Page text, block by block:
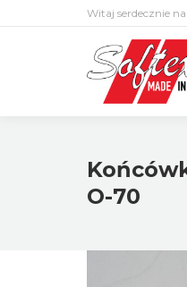
Witaj serdecznie
O-70